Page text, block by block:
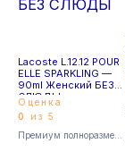
Lacoste L.12.12 POUR
ELLE SPARKLING —
90ml Женский БЕЗ
СЛЮДЫ
Оценка
0
из 5